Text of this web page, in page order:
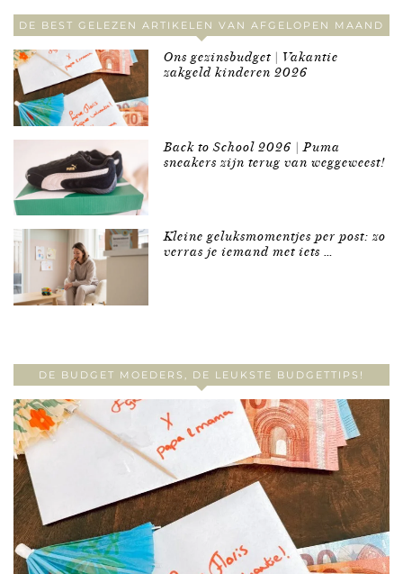
DE BEST GELEZEN ARTIKELEN VAN AFGELOPEN MAAND
Ons gezinsbudget | Vakantie
zakgeld kinderen 2026
Back to School 2026 | Puma
sneakers zijn terug van weggeweest!
Kleine geluksmomentjes per post: zo
verras je iemand met iets …
DE BUDGET MOEDERS, DE LEUKSTE BUDGETTIPS!